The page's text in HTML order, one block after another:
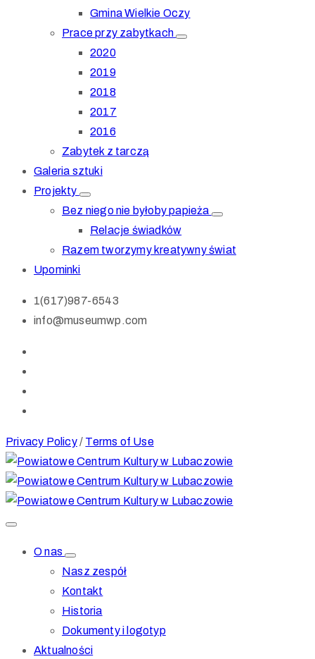
Gmina Wielkie Oczy
Prace przy zabytkach
2020
2019
2018
2017
2016
Zabytek z tarczą
Galeria sztuki
Projekty
Bez niego nie byłoby papieża
Relacje świadków
Razem tworzymy kreatywny świat
Upominki
1(617)987-6543
info@museumwp.com
Privacy Policy/ Terms of Use
O nas
Nasz zespół
Kontakt
Historia
Dokumenty i logotyp
Aktualności